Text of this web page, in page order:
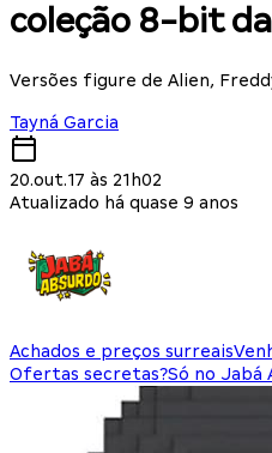
coleção 8-bit
Versões figure de Alien,
Tayná Garcia
20.out.17 às 21h02
Atualizado há quase 9 anos
Achados e preços surreais
Ofertas secretas?Só no Jabá